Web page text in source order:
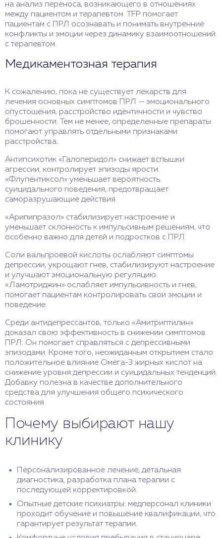
на анализ переноса, возникающего в отношениях
между пациентом и терапевтом. TFP помогает
пациентам с ПРЛ осознавать и понимать внутренние
конфликты и эмоции через динамику взаимоотношений
с терапевтом.
Медикаментозная терапия
К сожалению, пока не существует лекарств для
лечения основных симптомов ПРЛ — эмоционального
опустошения, расстройство идентичности и чувство
брошенности. Тем не менее, определенные препараты
помогают управлять отдельными признаками
расстройства.
Антипсихотик «Галоперидол» снижает вспышки
агрессии, контролирует эпизоды ярости.
«Флупентиксол» уменьшает вероятность
суицидального поведения, предотвращает
саморазрушающие действия.
«Арипипразол» стабилизирует настроение и
уменьшает склонность к импульсивным решениям, что
особенно важно для детей и подростков с ПРЛ.
Соли вальпроевой кислоты ослабляют симптомы
депрессии, укрощают гнев, стабилизируют настроение
и улучшают эмоциональную регуляцию.
«Ламотриджин» ослабляет импульсивность и гнев,
помогает пациентам контролировать свои эмоции и
поведение.
Среди антидепрессантов, только «Амитриптилин»
доказал свою эффективность в снижении симптомов
ПРЛ. Он помогает справляться с депрессивными
эпизодами. Кроме того, неожиданным открытием стало
положительное влияние Омега-3 жирных кислот на
снижение уровня депрессии и суицидальных тенденций.
Добавку полезна в качестве дополнительного
средства для улучшения общего психического
состояния.
Почему выбирают нашу
клинику
Персонализированное лечение, детальная
диагностика, разработка плана терапии с
последующей корректировкой.
Опытные детские психиатры: медперсонал клиники
проходит обучение и повышение квалификации, что
гарантирует результат терапии.